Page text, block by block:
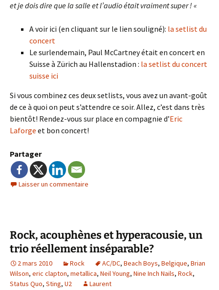
et je dois dire que la salle et l’audio était vraiment super ! «
A voir ici (en cliquant sur le lien souligné): la setlist du
concert
Le surlendemain, Paul McCartney était en concert en
Suisse à Zürich au Hallenstadion : la setlist du concert
suisse ici
Si vous combinez ces deux setlists, vous avez un avant-goût
de ce à quoi on peut s’attendre ce soir. Allez, c’est dans très
bientôt! Rendez-vous sur place en compagnie d’Eric
Laforge et bon concert!
Partager
Laisser un commentaire
Rock, acouphènes et hyperacousie, un
trio réellement inséparable?
2 mars 2010 Rock AC/DC, Beach Boys, Belgique, Brian
Wilson, eric clapton, metallica, Neil Young, Nine Inch Nails, Rock,
Status Quo, Sting, U2 Laurent